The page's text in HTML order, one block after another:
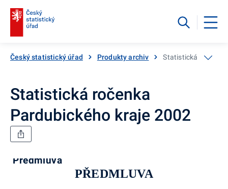
Český statistický úřad Produkty archiv Statistická ročenka
Statistická ročenka
Pardubického kraje 2002
Předmluva
PŘEDMLUVA